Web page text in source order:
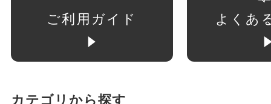
ご利用ガイド よくあ
カテゴリから探す